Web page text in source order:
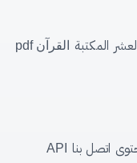
المكتبة القرآن pdf
اتصل بنا
API